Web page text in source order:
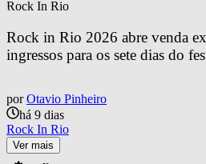
Rock In Rio
Rock in Rio 2026 abre venda
ingressos para os sete dias do
por Otavio Pinheiro
há 9 dias
Rock In Rio
Ver mais